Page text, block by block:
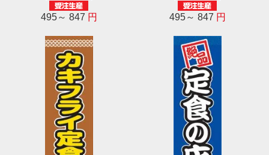
495～ 847 円 495～ 847 円